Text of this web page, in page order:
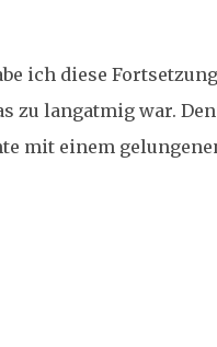
ich diese
zu langatmig war.
mit einem